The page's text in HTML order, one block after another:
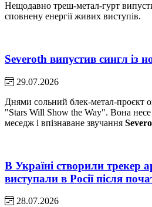
Нещодавно треш-метал-гурт
сповнену енергії живих виступів.
Severoth випустив сингл із
29.07.2026
Днями сольний блек-метал-проєкт
"Stars Will Show the Way". Вона несе
меседж і впізнаване звучання
В Україні створили трекер
виступали в Росії після
28.07.2026